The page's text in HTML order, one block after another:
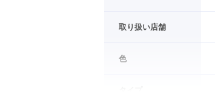
取り扱い店舗
色